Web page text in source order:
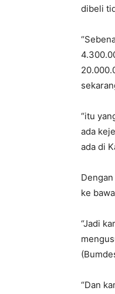
dibeli
“itu
ada
ada di
ke
“Jadi
“Dan